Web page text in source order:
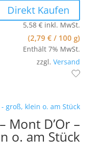
Direkt Kaufen
5,58€ inkl. MwSt.
(2,79€ / 100 g)
Enthält 7% MwSt.
zzgl.Versand
Mont D’Or –
o. am Stück